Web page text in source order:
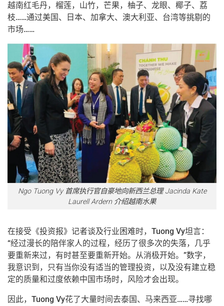
越南红毛丹，榴莲，山竹，芒果，柚子、龙眼、椰子、荔
枝……通过美国、日本、加拿大、澳大利亚、台湾等挑剔的
市场……
Ngo Tuong Vy 首席执行官自豪地向新西兰总理 Jacinda Kate
Laurell Ardern 介绍越南水果
在接受《投资报》记者谈及行业困难时，Tuong Vy坦言：
“经过漫长的陪伴家人的过程，经历了很多次的失落，几乎
要重新来过，有时甚至要重新开始。从消极开始。”数字，
我意识到，只有当你没有适当的管理投资，以及没有建立稳
定的质量和过度依赖中国市场时，风险才会出现。
因此，Tuong Vy花了大量时间去泰国、马来西亚……寻找哪